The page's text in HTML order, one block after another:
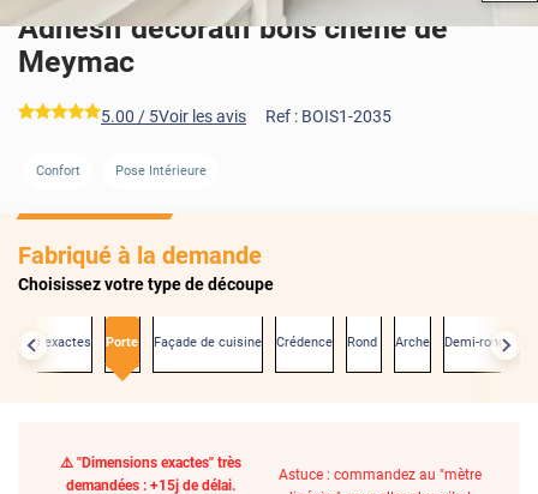
Adhésif décoratif bois chêne de
Meymac
*****
5.00 / 5Voir les avis Ref : BOIS1-2035
Confort Pose Intérieure
Fabriqué à la demande
Choisissez votre type de découpe
exactes Porte Façade de cuisine Crédence Rond Arche Demi-rond
⚠️ "Dimensions exactes" très
demandées : +15j de délai.
Astuce : commandez au "mètre